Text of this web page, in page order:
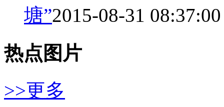
塘”2015-08-31 08:37:00
热点图片
>>更多